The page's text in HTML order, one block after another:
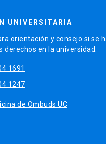
UNIVERSITARIA
orientación y consejo si se
derechos en la universidad.
1691
1247
de Ombuds UC